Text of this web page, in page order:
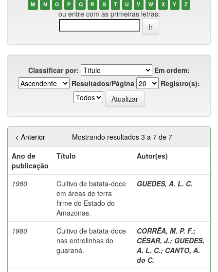
M
N O P Q R S T U V W X Y Z
ou entre com as primeiras letras:
Classificar por:
Em ordem:
Resultados/Página
Registro(s):
Mostrando resultados 3 a 7 de 7
< Anterior
Ano de
publicação
Título Autor(es)
1980
Cultivo de batata-doce
em áreas de terra
firme do Estado do
Amazonas.
GUEDES, A. L. C.
1980
Cultivo de batata-doce
nas entrelinhas do
guaraná.
CORRÊA, M. P. F.;
CÉSAR, J.; GUEDES,
A. L. C.; CANTO, A.
do C.